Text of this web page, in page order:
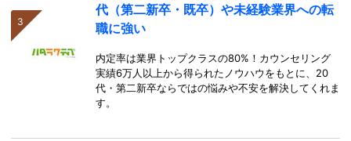
代（第二新卒・既卒）や未経験業界への転
職に強い
内定率は業界トップクラスの80%！カウンセリング
実績6万人以上から得られたノウハウをもとに、20
代・第二新卒ならではの悩みや不安を解決してくれま
す。